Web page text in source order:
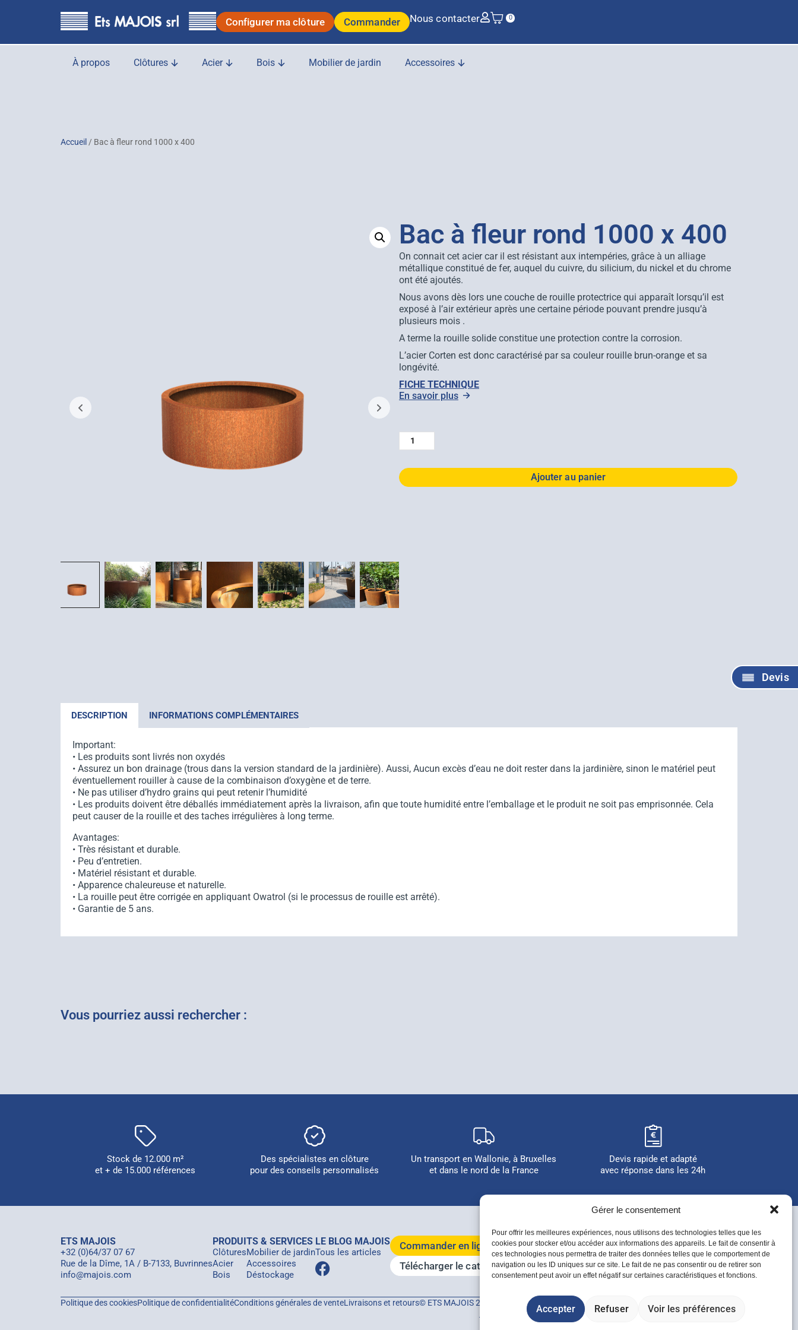
Gérer le consentement
Pour offrir les meilleures expériences, nous utilisons des technologies telles que les
cookies pour stocker et/ou accéder aux informations des appareils. Le fait de consentir à
ces technologies nous permettra de traiter des données telles que le comportement de
navigation ou les ID uniques sur ce site. Le fait de ne pas consentir ou de retirer son
consentement peut avoir un effet négatif sur certaines caractéristiques et fonctions.
Accepter Refuser Voir les préférences
Configurer ma clôture Commander Nous contacter 0
À propos Clôtures Acier Bois Mobilier de jardin Accessoires
Devis
Accueil / Bac à fleur rond 1000 x 400
Bac à fleur rond 1000 x 400
On connait cet acier car il est résistant aux intempéries, grâce à un alliage
métallique constitué de fer, auquel du cuivre, du silicium, du nickel et du chrome
ont été ajoutés.
Nous avons dès lors une couche de rouille protectrice qui apparaît lorsqu’il est
exposé à l’air extérieur après une certaine période pouvant prendre jusqu’à
plusieurs mois .
A terme la rouille solide constitue une protection contre la corrosion.
L’acier Corten est donc caractérisé par sa couleur rouille brun-orange et sa
longévité.
FICHE TECHNIQUE
En savoir plus
Ajouter au panier
DESCRIPTION INFORMATIONS COMPLÉMENTAIRES
Important:
• Les produits sont livrés non oxydés
• Assurez un bon drainage (trous dans la version standard de la jardinière). Aussi, Aucun excès d’eau ne doit rester dans la jardinière, sinon le matériel peut
éventuellement rouiller à cause de la combinaison d’oxygène et de terre.
• Ne pas utiliser d’hydro grains qui peut retenir l’humidité
• Les produits doivent être déballés immédiatement après la livraison, afin que toute humidité entre l’emballage et le produit ne soit pas emprisonnée. Cela
peut causer de la rouille et des taches irrégulières à long terme.
Avantages:
• Très résistant et durable.
• Peu d’entretien.
• Matériel résistant et durable.
• Apparence chaleureuse et naturelle.
• La rouille peut être corrigée en appliquant Owatrol (si le processus de rouille est arrêté).
• Garantie de 5 ans.
Vous pourriez aussi rechercher :
Stock de 12.000 m²
et + de 15.000 références
Des spécialistes en clôture
pour des conseils personnalisés
Un transport en Wallonie, à Bruxelles
et dans le nord de la France
Devis rapide et adapté
avec réponse dans les 24h
ETS MAJOIS
+32 (0)64/37 07 67
Rue de la Dîme, 1A / B-7133, Buvrinnes
info@majois.com
PRODUITS & SERVICES
Clôtures
Acier
Bois
Mobilier de jardin
Accessoires
Déstockage
LE BLOG MAJOIS
Tous les articles
Commander en ligne
Télécharger le catalogue 2026
Politique des cookiesPolitique de confidentialitéConditions générales de venteLivraisons et retours© ETS MAJOIS 2026 - Tous droits réservés.
Plik Plok Factory